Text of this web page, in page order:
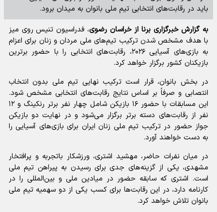
باید در رقابت‌های انتخابی تیم ملی بانوان به میدان برود.
به گزارش خبرگزاری برنا از خراسان رضوی، فدراسیون تنیس روی میز
با هدف مشخص شدن ترکیب تیم‌های ملی مردان و زنان برای اعزام
به بازی‌های آسیایی ۲۰۲۶، رقابت‌های انتخابی را با حضور برترین
بازیکنان کشور برگزار خواهد کرد.
در بخش بانوان، قرار است ترکیب نهایی تیم ملی بدون انتخاب
انتصابی و صرفاً بر اساس نتایج رقابت‌های انتخابی مشخص شود.
این مسابقات با حضور ۱۶ بازیکن شامل چهار نفر برتر رنکینگ و ۱۲
نفر از رقابت‌های دسته برتر برگزار می‌شود و در نهایت دو بازیکن
جواز حضور در ترکیب تیم ملی زنان ایران برای بازی‌های آسیایی را
به دست خواهند آورد.
در میان نفرات حاضر، مهشید اشتری، ورزشکار باتجربه و پرافتخار
مشهدی، یکی از گزینه‌های جدی برای رسیدن به پیراهن تیم ملی
است. اشتری که سابقه حضور در میادین ملی و بین‌المللی را در
کارنامه دارد، در این رقابت‌ها برای کسب یکی از دو سهمیه تیم ملی
بانوان تلاش خواهد کرد.